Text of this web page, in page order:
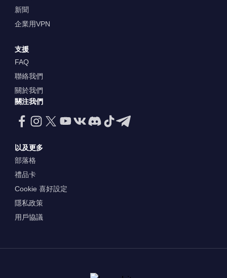
新聞
企業用VPN
支援
FAQ
聯絡我們
關於我們
關注我們
以及更多
部落格
禮品卡
Cookie 喜好設定
隱私政策
用戶協議